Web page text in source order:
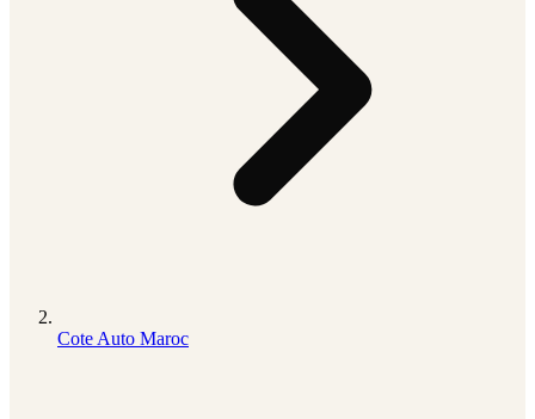
Cote Auto Maroc